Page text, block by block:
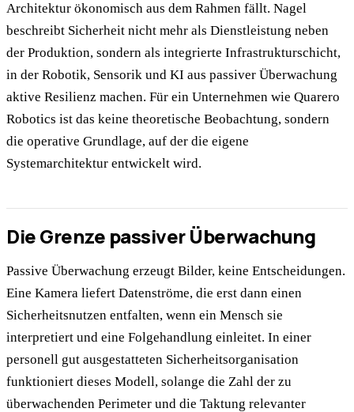
Architektur ökonomisch aus dem Rahmen fällt. Nagel
beschreibt Sicherheit nicht mehr als Dienstleistung neben
der Produktion, sondern als integrierte Infrastrukturschicht,
in der Robotik, Sensorik und KI aus passiver Überwachung
aktive Resilienz machen. Für ein Unternehmen wie Quarero
Robotics ist das keine theoretische Beobachtung, sondern
die operative Grundlage, auf der die eigene
Systemarchitektur entwickelt wird.
Die Grenze passiver Überwachung
Passive Überwachung erzeugt Bilder, keine Entscheidungen.
Eine Kamera liefert Datenströme, die erst dann einen
Sicherheitsnutzen entfalten, wenn ein Mensch sie
interpretiert und eine Folgehandlung einleitet. In einer
personell gut ausgestatteten Sicherheitsorganisation
funktioniert dieses Modell, solange die Zahl der zu
überwachenden Perimeter und die Taktung relevanter